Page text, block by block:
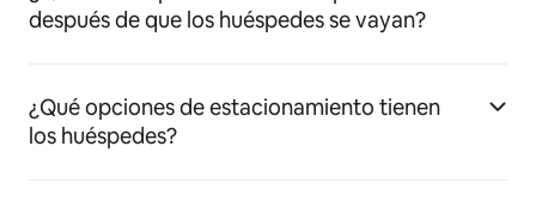
después de que los huéspedes se vayan?
¿Qué opciones de estacionamiento tienen
los huéspedes?